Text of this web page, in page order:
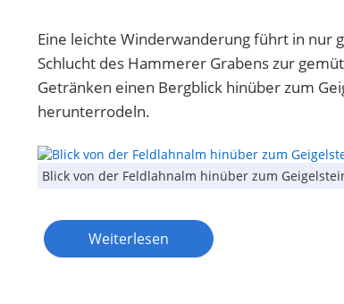
Eine leichte Winderwanderung führt in nur
Schlucht des Hammerer Grabens zur
Getränken einen Bergblick hinüber zum
herunterrodeln.
Blick von der Feldlahnalm hinüber zum
Weiterlesen